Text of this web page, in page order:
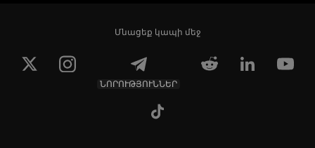
Մնացեք կապի մեջ
ՆՈՐՈՒԹՅՈՒՆՆԵՐ